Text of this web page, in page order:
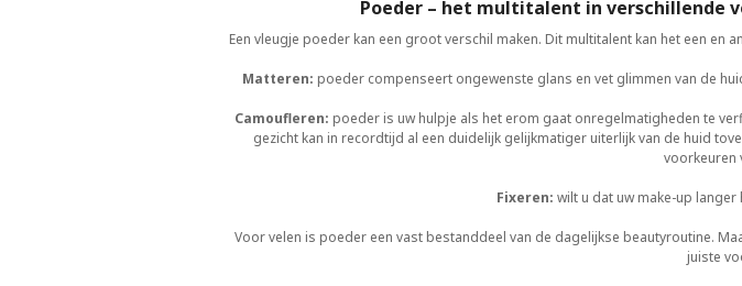
Poeder – het multitalent in verschillende
Een vleugje poeder kan een groot verschil maken. Dit multitalent kan het een
Matteren: poeder compenseert ongewenste glans en vet glimmen van de
Camoufleren: poeder is uw hulpje als het erom gaat onregelmatigheden te
gezicht kan in recordtijd al een duidelijk gelijkmatiger uiterlijk van de huid
voorkeuren
Fixeren: wilt u dat uw make-up langer
Voor velen is poeder een vast bestanddeel van de dagelijkse beautyroutine.
juiste